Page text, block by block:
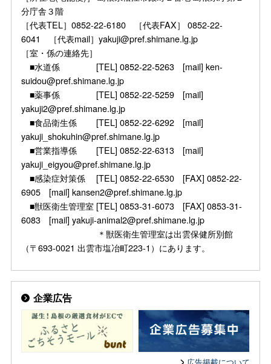
分庁舎３階
［代表TEL］0852-22-6180 ［代表FAX］ 0852-22-
6041 ［代表mail］yakuji@pref.shimane.lg.jp
［室・係の連絡先］
■水道係 [TEL] 0852-22-5263 [mail] ken-
suidou@pref.shimane.lg.jp
■薬事係 [TEL] 0852-22-5259 [mail]
yakuji2@pref.shimane.lg.jp
■食品衛生係 [TEL] 0852-22-6292 [mail]
yakuji_shokuhin@pref.shimane.lg.jp
■営業指導係 [TEL] 0852-22-6313 [mail]
yakuji_eigyou@pref.shimane.lg.jp
■感染症対策係 [TEL] 0852-22-6530 [FAX] 0852-22-
6905 [mail] kansen2@pref.shimane.lg.jp
■獣医衛生管理室 [TEL] 0853-31-6073 [FAX] 0853-31-
6083 [mail] yakuji-animal2@pref.shimane.lg.jp
＊獣医衛生管理室は出雲保健所別館
（〒693-0021 出雲市塩冶町223-1）にあります。
企業広告